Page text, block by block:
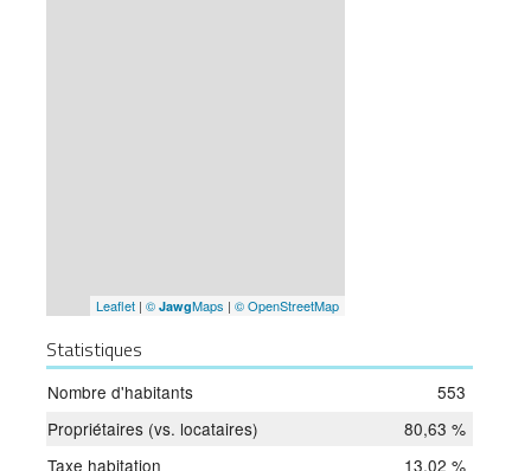
Leaflet| © JawgMaps | © OpenStreetMap
Statistiques
Nombre d'habitants
553
Propriétaires (vs. locataires)
80,63 %
Taxe habitation
13,02 %